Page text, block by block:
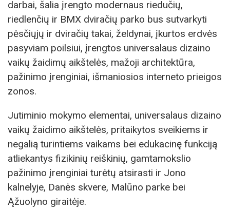
darbai, šalia įrengto modernaus riedučių,
riedlenčių ir BMX dviračių parko bus sutvarkyti
pėsčiųjų ir dviračių takai, želdynai, įkurtos erdvės
pasyviam poilsiui, įrengtos universalaus dizaino
vaikų žaidimų aikštelės, mažoji architektūra,
pažinimo įrenginiai, išmaniosios interneto prieigos
zonos.
Jutiminio mokymo elementai, universalaus dizaino
vaikų žaidimo aikštelės, pritaikytos sveikiems ir
negalią turintiems vaikams bei edukacinę funkciją
atliekantys fizikinių reiškinių, gamtamokslio
pažinimo įrenginiai turėtų atsirasti ir Jono
kalnelyje, Danės skvere, Malūno parke bei
Ąžuolyno giraitėje.